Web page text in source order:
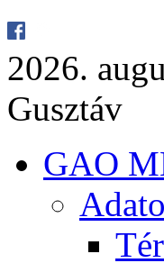
2026.
Gusz­táv
GAO